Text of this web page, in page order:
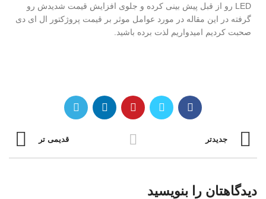
LED رو از قبل پیش بینی کرده و جلوی افزایش قیمت شدیدش رو
گرفته در این مقاله در مورد عوامل موثر بر قیمت پروژکتور ال ای دی
صحبت کردیم امیدواریم لذت برده باشید.
جدیدتر قدیمی تر
دیدگاهتان را بنویسید